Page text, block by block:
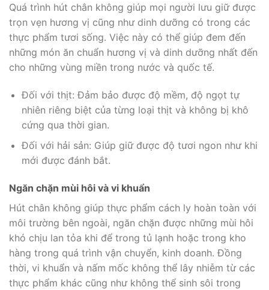
Quá trình hút chân không giúp mọi người lưu giữ được
trọn vẹn hương vị cũng như dinh dưỡng có trong các
thực phẩm tươi sống. Việc này có thể giúp đem đến
những món ăn chuẩn hương vị và dinh dưỡng nhất đến
cho những vùng miền trong nước và quốc tế.
Đối với thịt: Đảm bảo được độ mềm, độ ngọt tự
nhiên riêng biệt của từng loại thịt và không bị khô
cứng qua thời gian.
Đối với hải sản: Giúp giữ được độ tươi ngon như khi
mới được đánh bắt.
Ngăn chặn mùi hôi và vi khuẩn
Hút chân không giúp thực phẩm cách ly hoàn toàn với
môi trường bên ngoài, ngăn chặn được những mùi hôi
khó chịu lan tỏa khi để trong tủ lạnh hoặc trong kho
hàng trong quá trình vận chuyển, kinh doanh. Đồng
thời, vi khuẩn và nấm mốc không thể lây nhiễm từ các
thực phẩm khác cũng như không thể sinh sôi trong